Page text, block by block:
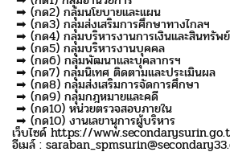
➡ (กด2) กลุ่มนโยบายและแผน
➡ (กด3) กลุ่มส่งเสริมการศึกษาทางไกลฯ
➡ (กด4) กลุ่มบริหารงานการเงินและสินทรัพย์
➡ (กด5) กลุ่มบริหารงานบุคคล
➡ (กด6) กลุ่มพัฒนาและบุคลากรฯ
➡ (กด7) กลุ่มนิเทศ ติดตามและประเมินผล
➡ (กด8) กลุ่มส่งเสริมการจัดการศึกษา
➡ (กด9) กลุ่มกฎหมายและคดี
➡ (กด10) หน่วยตรวจสอบภายใน
➡ (กด10) งานเลขานุการผู้บริหาร
เว็บไซด์ https://
อีเมล์ :